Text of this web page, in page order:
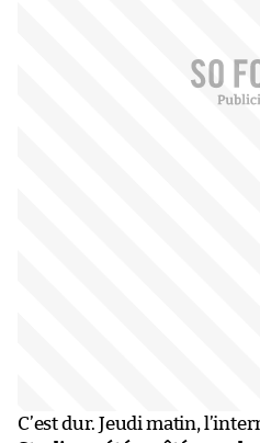
C’est dur. Jeudi matin,